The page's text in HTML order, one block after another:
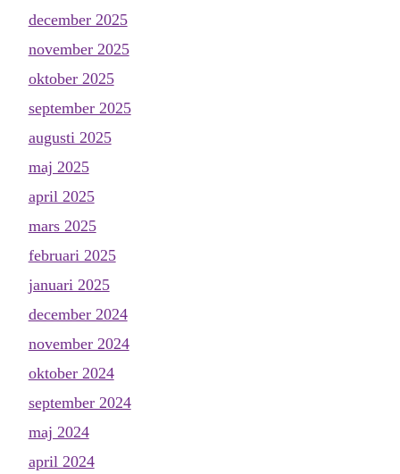
december 2025
november 2025
oktober 2025
september 2025
augusti 2025
maj 2025
april 2025
mars 2025
februari 2025
januari 2025
december 2024
november 2024
oktober 2024
september 2024
maj 2024
april 2024